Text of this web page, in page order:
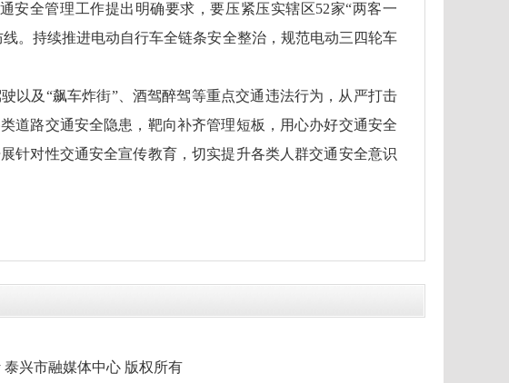
安全管理工作提出明确要求，要压紧压实辖区52家“两客一
。持续推进电动自行车全链条安全整治，规范电动三四轮车
以及“飙车炸街”、酒驾醉驾等重点交通违法行为，从严打击
道路交通安全隐患，靶向补齐管理短板，用心办好交通安全
针对性交通安全宣传教育，切实提升各类人群交通安全意识
泰兴市融媒体中心 版权所有